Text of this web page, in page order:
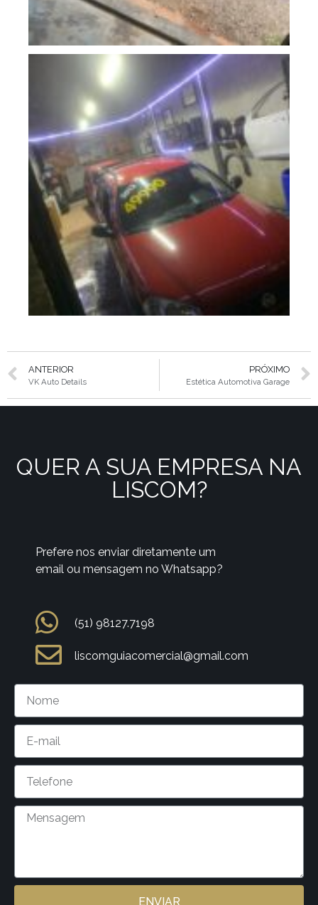
ANTERIOR
VK Auto Details
PRÓXIMO
Estética Automotiva Garage
QUER A SUA EMPRESA NA
LISCOM?
Prefere nos enviar diretamente um
email ou mensagem no Whatsapp?
(51) 98127.7198
liscomguiacomercial@gmail.com
ENVIAR